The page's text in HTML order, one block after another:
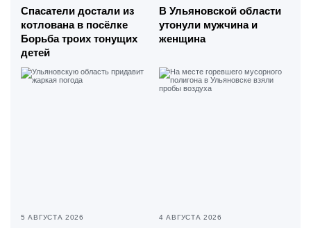
Спасатели достали из
котлована в посёлке
Борьба троих тонущих
детей
В Ульяновской области
утонули мужчина и
женщина
5 АВГУСТА 2026 4 АВГУСТА 2026